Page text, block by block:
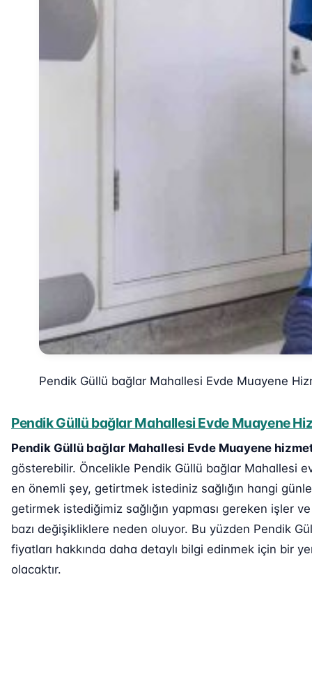
Pendik Güllü bağlar Mahallesi Evde Muayene
Pendik Güllü bağlar Mahallesi Evde Muayene
Pendik Güllü bağlar Mahallesi Evde Muayene
gösterebilir. Öncelikle Pendik Güllü bağlar Mahallesi
en önemli şey, getirtmek istediniz sağlığın hangi
getirmek istediğimiz sağlığın yapması gereken işler
bazı değişikliklere neden oluyor. Bu yüzden Pendik
fiyatları hakkında daha detaylı bilgi edinmek için bir
olacaktır.